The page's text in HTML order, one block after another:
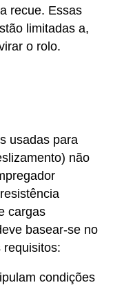
recue. Essas
limitadas a,
o rolo.
usadas para
não
cargas
basear-se no
requisitos:
condições